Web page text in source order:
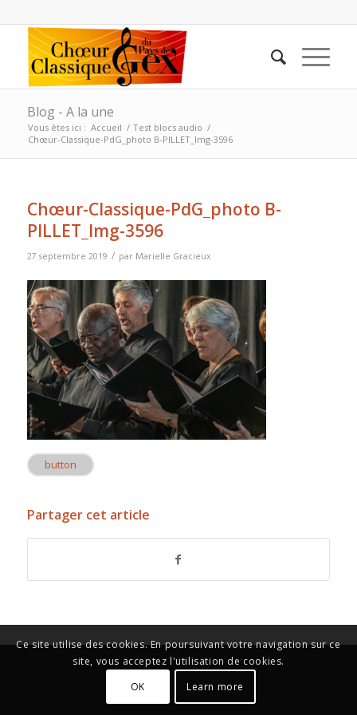
Blog - A la une
Vous êtes ici : Accueil / Test blocs audio /
Chœur-Classique-PdG_photo B-PILLET_Img-3596
Chœur-Classique-PdG_photo B-
PILLET_Img-3596
27 septembre 2019 / par Marielle Gracieux
button
Partager cet article
Ce site utilise des cookies. En poursuivant votre navigation sur ce
site, vous acceptez l'utilisation de cookies.
OK
Learn more